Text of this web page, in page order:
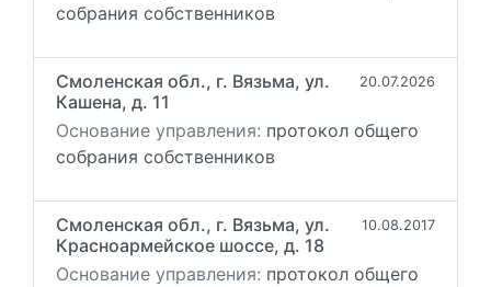
собрания собственников
Смоленская обл., г. Вязьма, ул.
Кашена, д. 11
20.07.2026
Основание управления: протокол общего
собрания собственников
Смоленская обл., г. Вязьма, ул.
Красноармейское шоссе, д. 18
10.08.2017
Основание управления: протокол общего